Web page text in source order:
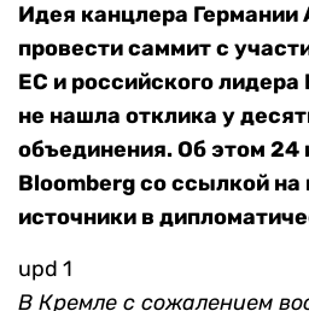
Идея канцлера
провести саммит с
ЕС и российского
не нашла отклика у
объединения. Об этом 24
Bloomberg со ссылкой
источники в
upd 1
В Кремле с сожалением